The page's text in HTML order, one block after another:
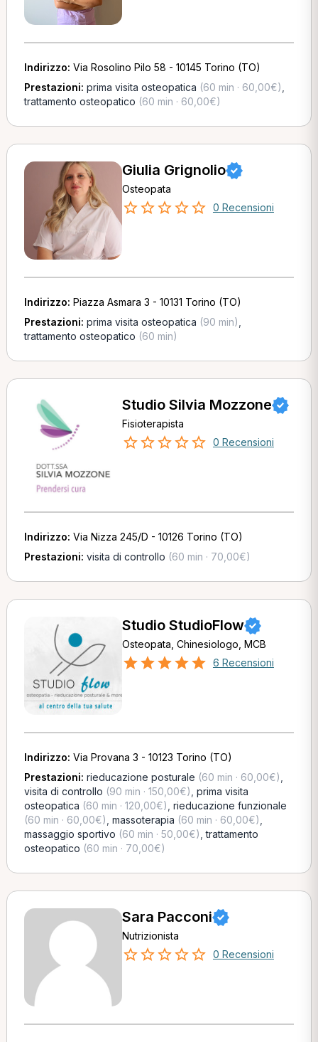
Indirizzo: Via Rosolino Pilo 58 - 10145 Torino (TO)
Prestazioni: prima visita osteopatica (60 min · 60,00€)
trattamento osteopatico (60 min · 60,00€)
Giulia Grignolio
Osteopata
0 Recensioni
Indirizzo: Piazza Asmara 3 - 10131 Torino (TO)
Prestazioni: prima visita osteopatica (90 min)
trattamento osteopatico (60 min)
Studio Silvia Mozzone
Fisioterapista
0 Recensioni
Indirizzo: Via Nizza 245/D - 10126 Torino (TO)
Prestazioni: visita di controllo (60 min · 70,00€)
Studio StudioFlow
Osteopata, Chinesiologo, MCB
6 Recensioni
Indirizzo: Via Provana 3 - 10123 Torino (TO)
Prestazioni: rieducazione posturale (60 min · 60,00€)
visita di controllo (90 min · 150,00€) prima visita
osteopatica (60 min · 120,00€) rieducazione funzionale
(60 min · 60,00€) massoterapia (60 min · 60,00€)
massaggio sportivo (60 min · 50,00€) ,trattamento
osteopatico (60 min · 70,00€)
Sara Pacconi
Nutrizionista
0 Recensioni